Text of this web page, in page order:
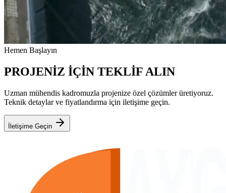
Hemen Başlayın
PROJENİZ İÇİN TEKLİF ALIN
Uzman mühendis kadromuzla projenize özel çözümler üretiyoruz.
Teknik detaylar ve fiyatlandırma için iletişime geçin.
İletişime Geçin